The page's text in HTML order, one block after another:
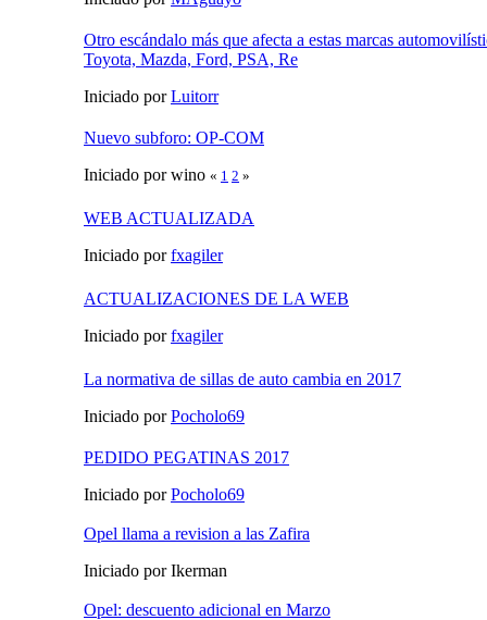
Otro escándalo más que afecta a estas marcas
Toyota, Mazda, Ford, PSA, Re
Iniciado porLuitorr
Nuevo subforo: OP-COM
Iniciado por wino « 1 2 »
WEB ACTUALIZADA
Iniciado porfxagiler
ACTUALIZACIONES DE LA WEB
Iniciado porfxagiler
La normativa de sillas de auto cambia en 2017
Iniciado porPocholo69
PEDIDO PEGATINAS 2017
Iniciado porPocholo69
Opel llama a revision a las Zafira
Iniciado por Ikerman
Opel: descuento adicional en Marzo